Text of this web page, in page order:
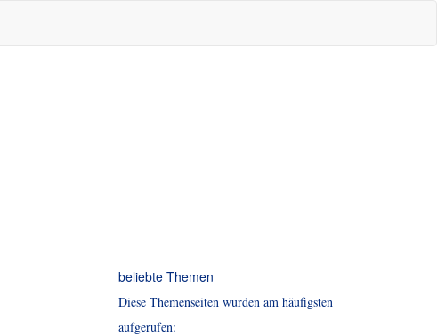
beliebte Themen
Diese Themenseiten wurden am häufigsten
aufgerufen: